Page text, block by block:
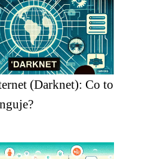
(Darknet): Co to